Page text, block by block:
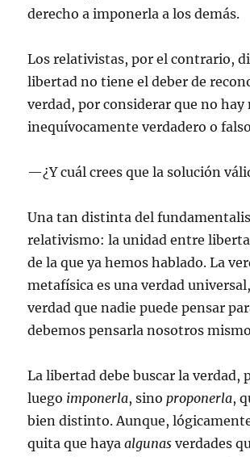
derecho a imponerla a los demás.
Los relativistas, por el contrario,
libertad no tiene el deber de
verdad, por considerar que no hay
inequívocamente verdadero o
—¿Y cuál crees que la solución
Una tan distinta del
relativismo: la unidad entre
de la que ya hemos hablado. La
metafísica es una verdad
verdad que nadie puede pensar
debemos pensarla nosotros
La libertad debe buscar la verdad,
luego imponerla, sinoproponerla,
bien distinto. Aunque,
quita que hayaalgunas verdades